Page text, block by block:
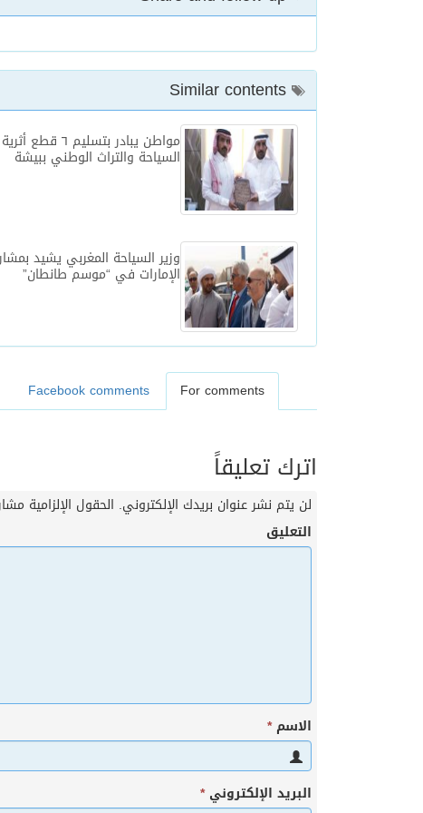
مواطن يبادر بتسليم
السياحة والتراث الوطني ببيشة
وزير السياحة المغربي يشيد
الإمارات في “موسم طانطان”
For comments
Facebook comments
اترك تعليقاً
لن يتم نشر عنوان بريدك الإلكتروني. الحقول الإلزامية
التعليق
الاسم*
البريد الإلكتروني*